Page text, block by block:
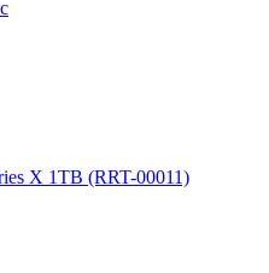
X 1TB (RRT-00011)